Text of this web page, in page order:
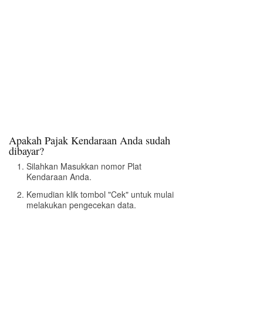
Apakah Pajak Kendaraan Anda sudah
dibayar?
Silahkan Masukkan nomor Plat
Kendaraan Anda.
Kemudian klik tombol "Cek" untuk mulai
melakukan pengecekan data.